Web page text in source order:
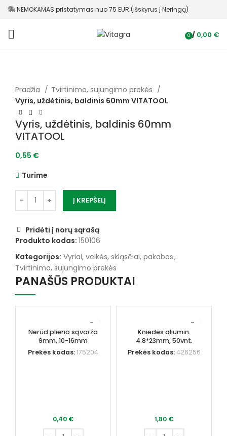
NEMOKAMAS pristatymas nuo 75 EUR (išskyrus į Neringą)
0 / 0,00 €
Pradžia
Tvirtinimo, sujungimo prekės
Vyris, uždėtinis, baldinis 60mm VITATOOL
Vyris, uždėtinis, baldinis 60mm
VITATOOL
0,55 €
Turime
Į KREPŠELĮ
Pridėti į norų sąrašą
Produkto kodas: 150106
Kategorijos: Vyriai, velkės, skląsčiai, pakabos,
Tvirtinimo, sujungimo prekės
PANAŠŪS PRODUKTAI
Nerūd.plieno sąvarža
9mm, 10-16mm
Prekės kodas:175204
0,40 €
Kniedės aliumin.
4.8*23mm, 50vnt.
Prekės kodas:426256
1,80 €